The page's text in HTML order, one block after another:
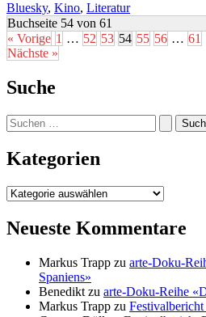
Bluesky, Kino, Literatur
Buchseite 54 von 61
« Vorige 1 … 52 53 54 55 56 … 61
Nächste »
Suche
Suchen
nach:
Kategorien
Kategorien
Neueste Kommentare
Markus Trapp zu arte-Doku-
Spaniens»
Benedikt zu arte-Doku-Reihe
Markus Trapp zu